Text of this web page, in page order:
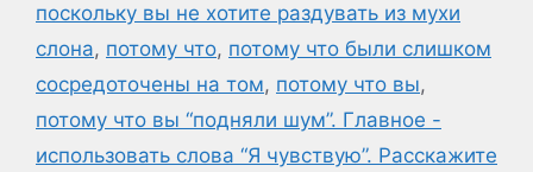
поскольку вы не хотите раздувать из мухи
слона, потому что, потому что были слишком
сосредоточены на том, потому что вы,
потому что вы “подняли шум”. Главное -
использовать слова “Я чувствую”. Расскажите